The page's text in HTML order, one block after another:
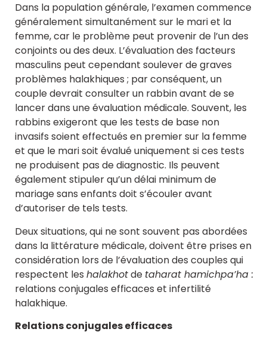
Dans la population générale, l’examen commence
généralement simultanément sur le mari et la
femme, car le problème peut provenir de l’un des
conjoints ou des deux. L’évaluation des facteurs
masculins peut cependant soulever de graves
problèmes halakhiques ; par conséquent, un
couple devrait consulter un rabbin avant de se
lancer dans une évaluation médicale. Souvent, les
rabbins exigeront que les tests de base non
invasifs soient effectués en premier sur la femme
et que le mari soit évalué uniquement si ces tests
ne produisent pas de diagnostic. Ils peuvent
également stipuler qu’un délai minimum de
mariage sans enfants doit s’écouler avant
d’autoriser de tels tests.
Deux situations, qui ne sont souvent pas abordées
dans la littérature médicale, doivent être prises en
considération lors de l’évaluation des couples qui
respectent les halakhotde taharat hamichpa’ha :
relations conjugales efficaces et infertilité
halakhique.
Relations conjugales efficaces